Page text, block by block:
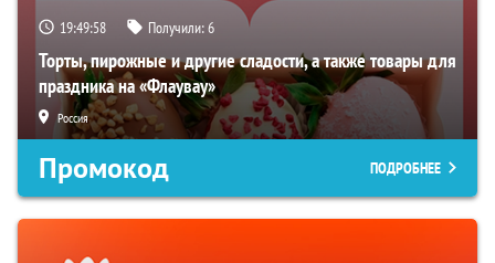
19:49:57 Получили:6
Торты, пирожные и другие сладости, а также товары для
праздника на «Флаувау»
Россия
Промокод ПОДРОБНЕЕ